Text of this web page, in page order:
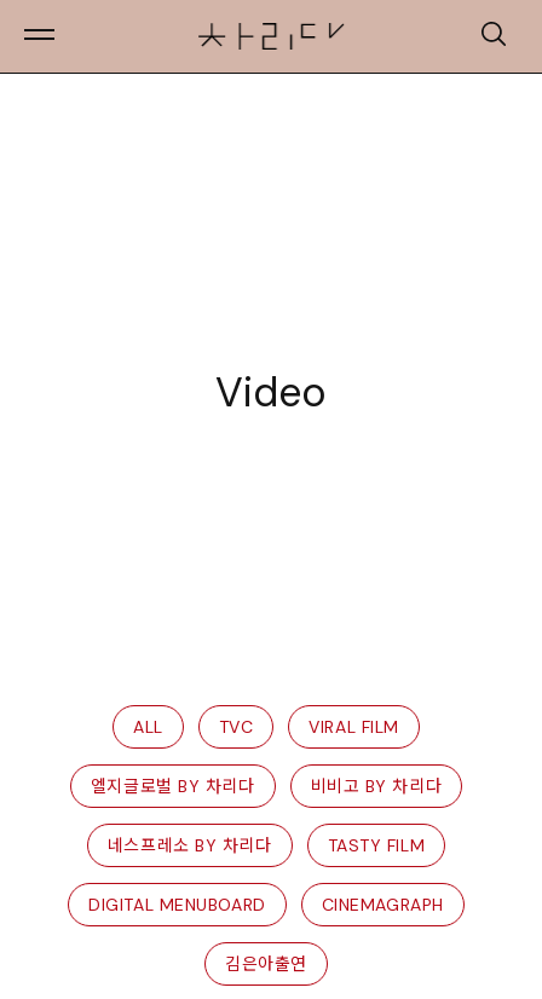
ALL TVC VIRAL FILM
엘지글로벌 BY 차리다 비비고 BY 차리다
네스프레소 BY 차리다 TASTY FILM
DIGITAL MENUBOARD CINEMAGRAPH
김은아출연